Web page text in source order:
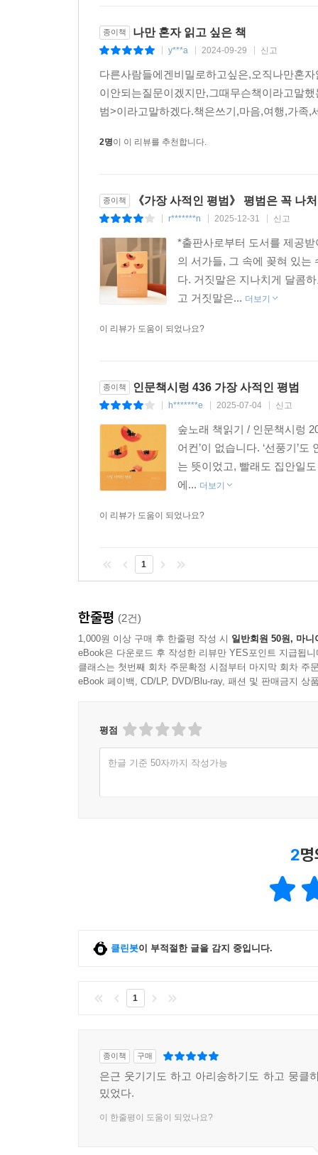
종이책 나만 혼자 읽고 싶은 책
y***a 2024-09-29 신고
다른사람들에겐비밀로하고싶은,오직나만혼
이안되는질문이겠지만,그때무슨책이라고말
범>이라고말하겠다.책은쓰기,마음,여행,가족
2명이 이 리뷰를 추천합니다.
종이책 《가장 사적인 평범》 평범은 꼭 나
r*******n 2025-12-31 신고
*출판사로부터 도서를 제공
의 서가들, 그 속에 꽂혀 있는
다. 거짓말은 지나치게 달콤
고 거짓말은... 더보기
이 리뷰가 도움이 되었나요?
종이책 인문책시렁 436 가장 사적인 평범
h*******e 2025-07-04 신고
숲노래 책읽기 / 인문책시렁
어컨’이 없습니다. ‘선풍기’
는 뜻이었고, 빨래도 집안일
에... 더보기
이 리뷰가 도움이 되었나요?
1
한줄평 (2건)
1,000원 이상 구매 후 한줄평 작성 시 일반회원 50원, 마니
eBook은 다운로드 후 작성한 리뷰만 YES포인트 지급됩니
클래스는 첫번째 회차 주문확정 시점부터 마지막 회차 주
eBook 페이백, CD/LP, DVD/Blu-ray, 패션 및 판매금지 상
평점
한글 기준 50자까지 작성가능
2
클린봇이 부적절한 글을 감지 중입니다.
1
종이책 구매
은근 웃기기도 하고 아리송하기도 하고 뭉클
밌었다.
이 한줄평이 도움이 되었나요?